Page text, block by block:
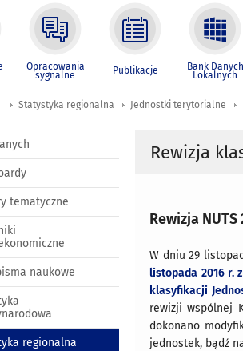
Opracowania
sygnalne Publikacje Bank Danych
Lokalnych
Statystyka regionalna Jednostki terytorialne
Rewizja
Rewizja
W dniu 29
listopada 2016 r.
klasyfikacji
rewizji wspólnej
dokonano
jednostek, bądź
tematyczne
naukowe
regionalna